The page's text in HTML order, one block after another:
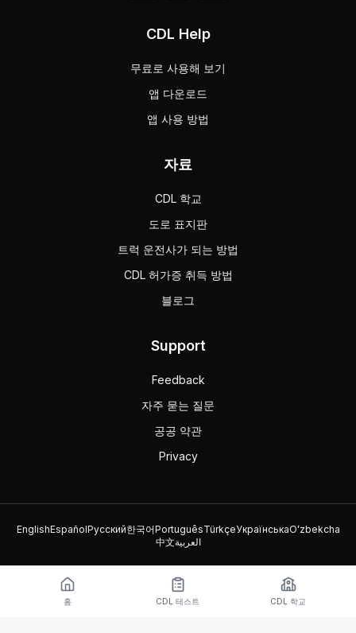
CDL Help
무료로 사용해 보기
앱 다운로드
앱 사용 방법
자료
CDL 학교
도로 표지판
트럭 운전사가 되는 방법
CDL 허가증 취득 방법
블로그
Support
Feedback
자주 묻는 질문
공공 약관
Privacy
EnglishEspañolРусский한국어PortuguêsTürkçeУкраїнськаOʻzbekcha
中文العربية
© 2026 TruckDriver.help LLC
이 플랫폼은 회사 소유이며 정부 기관과 관련이 없습니다.
홈 CDL 테스트 CDL 학교